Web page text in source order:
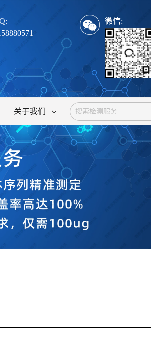
微信:
关于我们